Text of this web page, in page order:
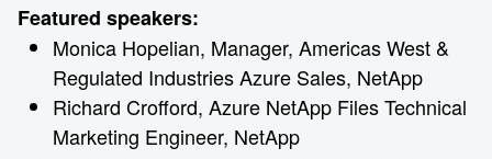
Featured speakers:
Monica Hopelian, Manager, Americas West &
Regulated Industries Azure Sales, NetApp
Richard Crofford, Azure NetApp Files Technical
Marketing Engineer, NetApp